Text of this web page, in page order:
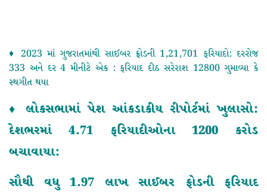
♦ 2023 માં ગુજરાતમાંથી સાઈબર ફ્રોડની 1,21,701 ફરિયાદો: દરરોજ
333 અને દર 4 મીનીટે એક : ફરિયાદ દીઠ સરેરાશ 12800 ગુમાવ્યા કે
સ્થગીત થયા
♦ લોકસભામાં પેશ આંકડાકીય રીપોર્ટમાં ખુલાસો:
દેશભરમાં 4.71 ફરિયાદીઓના 1200 કરોડ
બચાવાયા:
સૌથી વધુ 1.97 લાખ સાઈબર ફ્રોડની ફરિયાદ